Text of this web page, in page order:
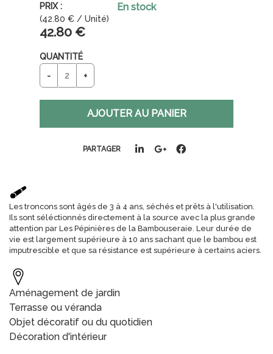
(42.80 € / Unité)
42.80 €
En stock
QUANTITÉ
PARTAGER
Les troncons sont âgés de 3 à 4 ans, séchés et prêts à l'utilisation.
Ils sont séléctionnés directement à la source avec la plus grande
attention par Les Pépinières de la Bambouseraie. Leur durée de
vie est largement supérieure à 10 ans sachant que le bambou est
imputrescible et que sa résistance est supérieure à certains aciers.
Aménagement de jardin
Terrasse ou véranda
Objet décoratif ou du quotidien
Décoration d'intérieur